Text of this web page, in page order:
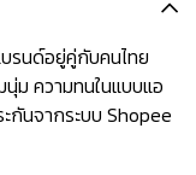
รนด์อยู่คู่กับคนไทย
ม ความทนในแบบแอ
กันจากระบบ Shopee